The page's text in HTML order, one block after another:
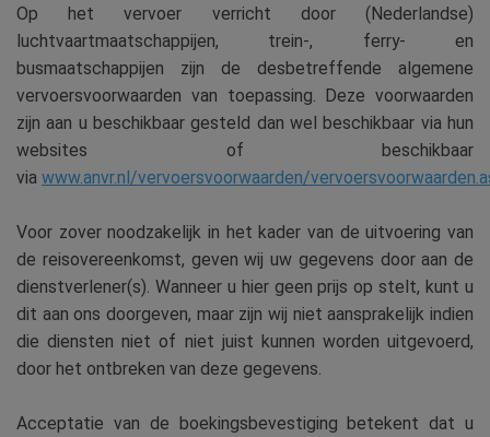
Op het vervoer verricht door (Nederlandse)
luchtvaartmaatschappijen, trein-, ferry- en
busmaatschappijen zijn de desbetreffende algemene
vervoersvoorwaarden van toepassing. Deze voorwaarden
zijn aan u beschikbaar gesteld dan wel beschikbaar via hun
websites of beschikbaar
via www.anvr.nl/vervoersvoorwaarden/
Voor zover noodzakelijk in het kader van de uitvoering van
de reisovereenkomst, geven wij uw gegevens door aan de
dienstverlener(s). Wanneer u hier geen prijs op stelt, kunt u
dit aan ons doorgeven, maar zijn wij niet aansprakelijk indien
die diensten niet of niet juist kunnen worden uitgevoerd,
door het ontbreken van deze gegevens.
Acceptatie van de boekingsbevestiging betekent dat u